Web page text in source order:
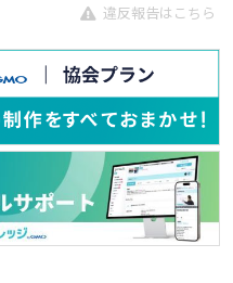
違反報告はこちら